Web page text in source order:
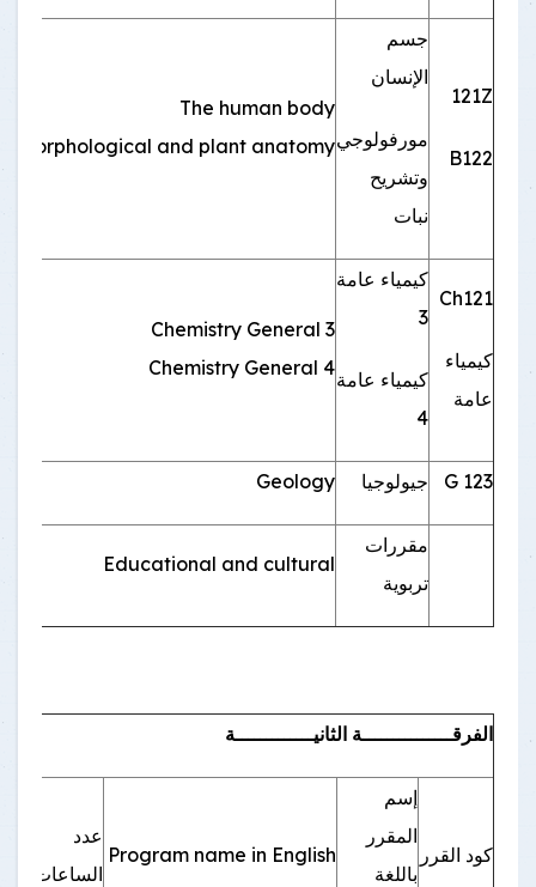
121Z
B122
جسم
الإنسان
مورفولوجي
وتشريح
نبات
The human body
Morphological and plant anatomy
Ch121
كيمياء
عامة
كيمياء عامة
3
كيمياء عامة
4
Chemistry General 3
Chemistry General 4
123 G جيولوجيا Geology
مقررات
تربوية
Educational and cultural
الفرقـــــــــــــــة الثانيـــــــــــــة
كود القرر
إسم
المقرر
باللغة
Program name in English
عدد
الساعات